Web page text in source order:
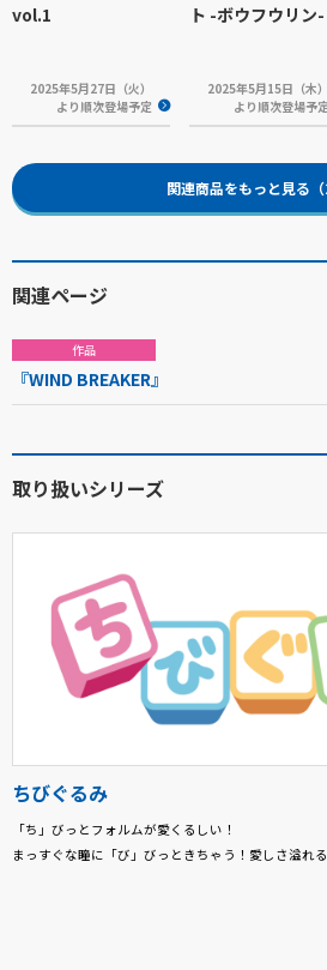
vol.1
2025年5月27日（火）
より順次登場予定
ト -ボウフウリン-
2025年5月15日（木）
より順次登場予定
関連商品をもっと見る（
関連ページ
作品
『WIND BREAKER』
取り扱いシリーズ
ちびぐるみ
「ち」びっとフォルムが愛くるしい！
まっすぐな瞳に「び」びっときちゃう！愛しさ溢れ